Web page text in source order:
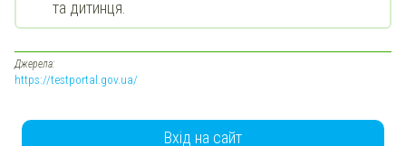
та дитинця.
Джерела:
https://testportal.gov.ua/
Вхід на сайт